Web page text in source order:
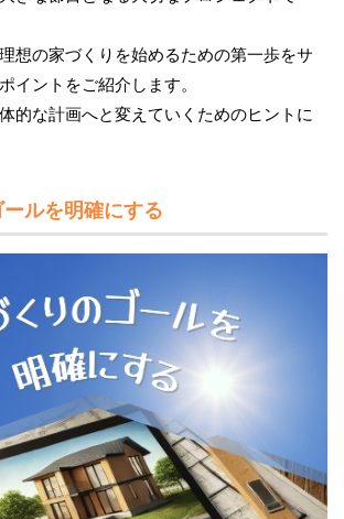
想の家づくりを始めるための第一歩をサ
イントをご紹介します。
的な計画へと変えていくためのヒントに
ルを明確にする